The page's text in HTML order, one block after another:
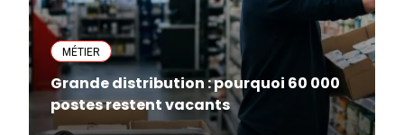
MÉTIER
Grande distribution : pourquoi 60 000
postes restent vacants